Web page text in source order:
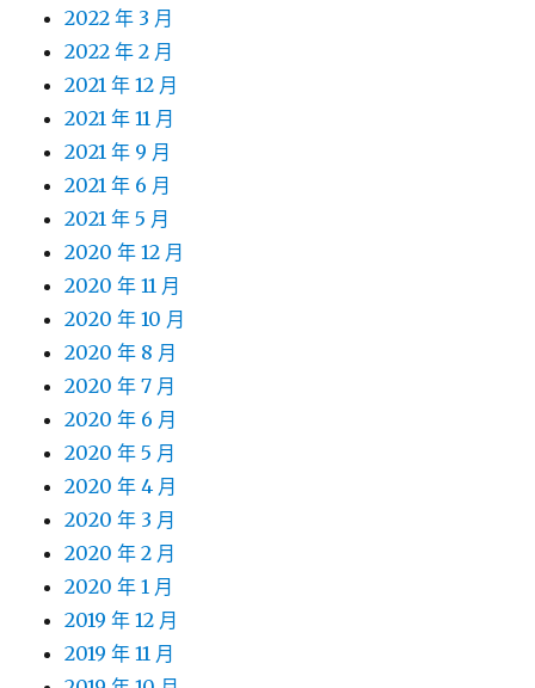
2022 年 3 月
2022 年 2 月
2021 年 12 月
2021 年 11 月
2021 年 9 月
2021 年 6 月
2021 年 5 月
2020 年 12 月
2020 年 11 月
2020 年 10 月
2020 年 8 月
2020 年 7 月
2020 年 6 月
2020 年 5 月
2020 年 4 月
2020 年 3 月
2020 年 2 月
2020 年 1 月
2019 年 12 月
2019 年 11 月